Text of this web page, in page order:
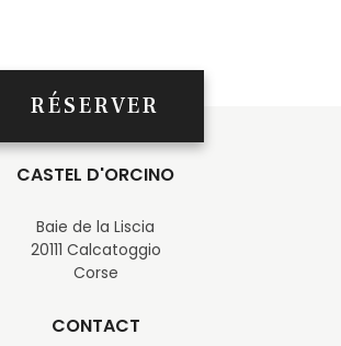
RÉSERVER
CASTEL D'ORCINO
Baie de la Liscia
20111 Calcatoggio
Corse
CONTACT